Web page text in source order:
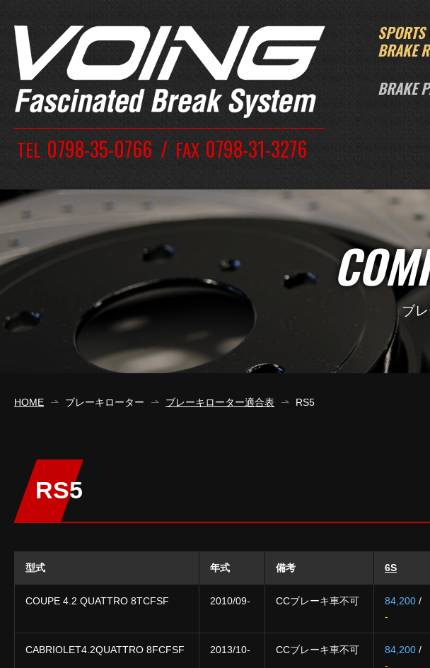
TEL 0798-35-0766 FAX 0798-31-3276
SPORTS
BRAKE
BRAKE
ブ
HOME ブレーキローター ブレーキローター適合表 RS5
RS5
型式 年式 備考 6S
COUPE 4.2 QUATTRO 8TCFSF 2010/09- CCブレーキ車不可 84,200 /
-
CABRIOLET4.2QUATTRO 8FCFSF 2013/10- CCブレーキ車不可 84,200 /
-